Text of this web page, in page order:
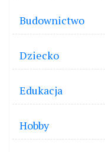
Budownictwo
Dziecko
Edukacja
Hobby